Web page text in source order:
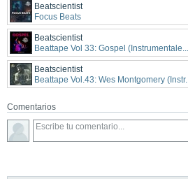
Beatscientist
Focus Beats
Beatscientist
Beattape Vol 33: Gospel (Instrumentale...
Beatscientist
Beattape Vol.43: Wes Montgomery (Instr...
Comentarios